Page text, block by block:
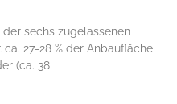
sechs zugelassenen
27-28 % der Anbaufläche
(ca. 38